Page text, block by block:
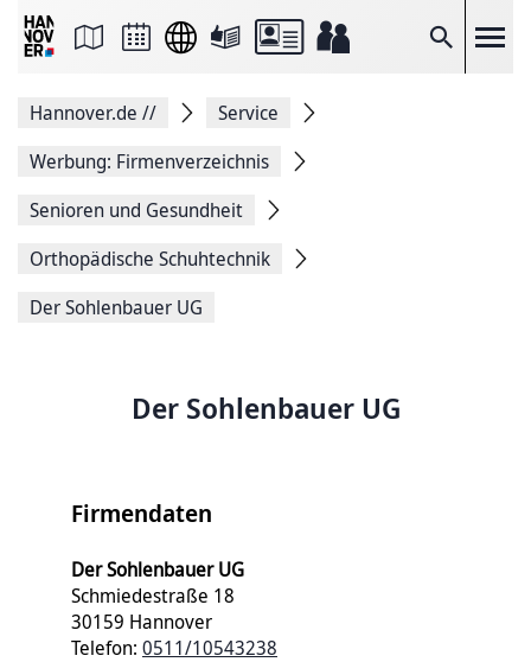
Suche
Seite
Facebook
teilen
Seitenlink
Seite
Hannover.de //
Service
Werbung: Firmenverzeichnis
Senioren und Gesundheit
Orthopädische Schuhtechnik
Der Sohlenbauer UG
Der Sohlenbauer UG
Firmendaten
Der Sohlenbauer UG
Schmiedestraße 18
30159 Hannover
Telefon: 0511/10543238